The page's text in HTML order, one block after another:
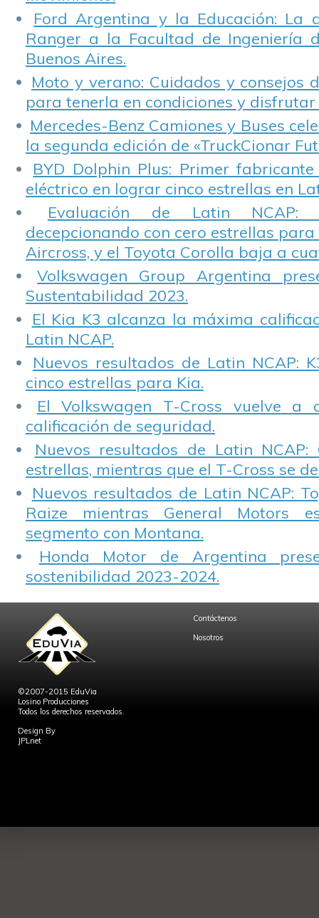
Ford Argentina y la Educación: La
Ranger a la Facultad de Ingeniería
Buenos Aires.
Moto y verano: Cuidados y consejos
para tenerla en condiciones y disfrutar
Mercedes-Benz Camiones y Buses
la segunda edición de «TruckCionar
BYD Dolphin Plus: Primer
eléctrico en lograr cinco estrellas en
Evaluación de Latin NCAP:
decepcionando con cero estrellas para
Aircross, y el Toyota Corolla baja a
Volkswagen Group Argentina
Sustentabilidad 2023.
El Kia K3 alcanza la máxima
Latin NCAP.
Nuevos resultados de Latin NCAP:
cinco estrellas para Kia.
El Volkswagen T-Cross vuelve a
calificación de seguridad.
Nuevos resultados de Latin NCAP:
estrellas, mientras que el T-Cross se
Nuevos resultados de Latin NCAP:
Raize mientras General Motors
segmento con Montana.
Honda Motor de Argentina
sostenibilidad 2023-2024.
©2007-2015 EduVia
Losino Producciones
Todos los derechos reservados.
Design By
JPLnet
Contáctenos
Nosotros